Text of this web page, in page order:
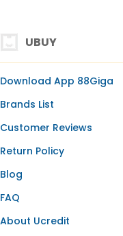
UBUY
Download App 88Giga
Brands List
Customer Reviews
Return Policy
Blog
FAQ
About Ucredit